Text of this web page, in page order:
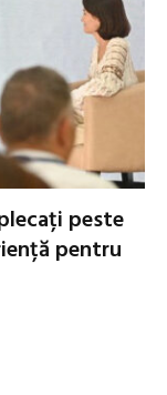
peste
pentru